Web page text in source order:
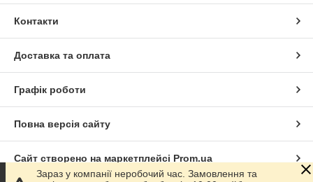
Контакти
Доставка та оплата
Графік роботи
Повна версія сайту
Сайт створено на маркетплейсі Prom.ua
Зараз у компанії неробочий час. Замовлення та